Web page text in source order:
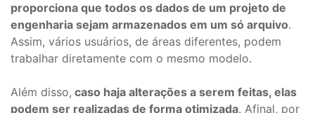
proporciona que todos os dados de um projeto de
engenharia sejam armazenados em um só arquivo.
Assim, vários usuários, de áreas diferentes, podem
trabalhar diretamente com o mesmo modelo.
Além disso, caso haja alterações a serem feitas, elas
podem ser realizadas de forma otimizada. Afinal, por